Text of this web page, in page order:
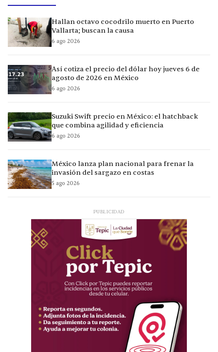
Hallan octavo cocodrilo muerto en Puerto
Vallarta; buscan la causa
6 ago 2026
Así cotiza el precio del dólar hoy jueves 6 de
agosto de 2026 en México
6 ago 2026
Suzuki Swift precio en México: el hatchback
que combina agilidad y eficiencia
6 ago 2026
México lanza plan nacional para frenar la
invasión del sargazo en costas
5 ago 2026
PUBLICIDAD